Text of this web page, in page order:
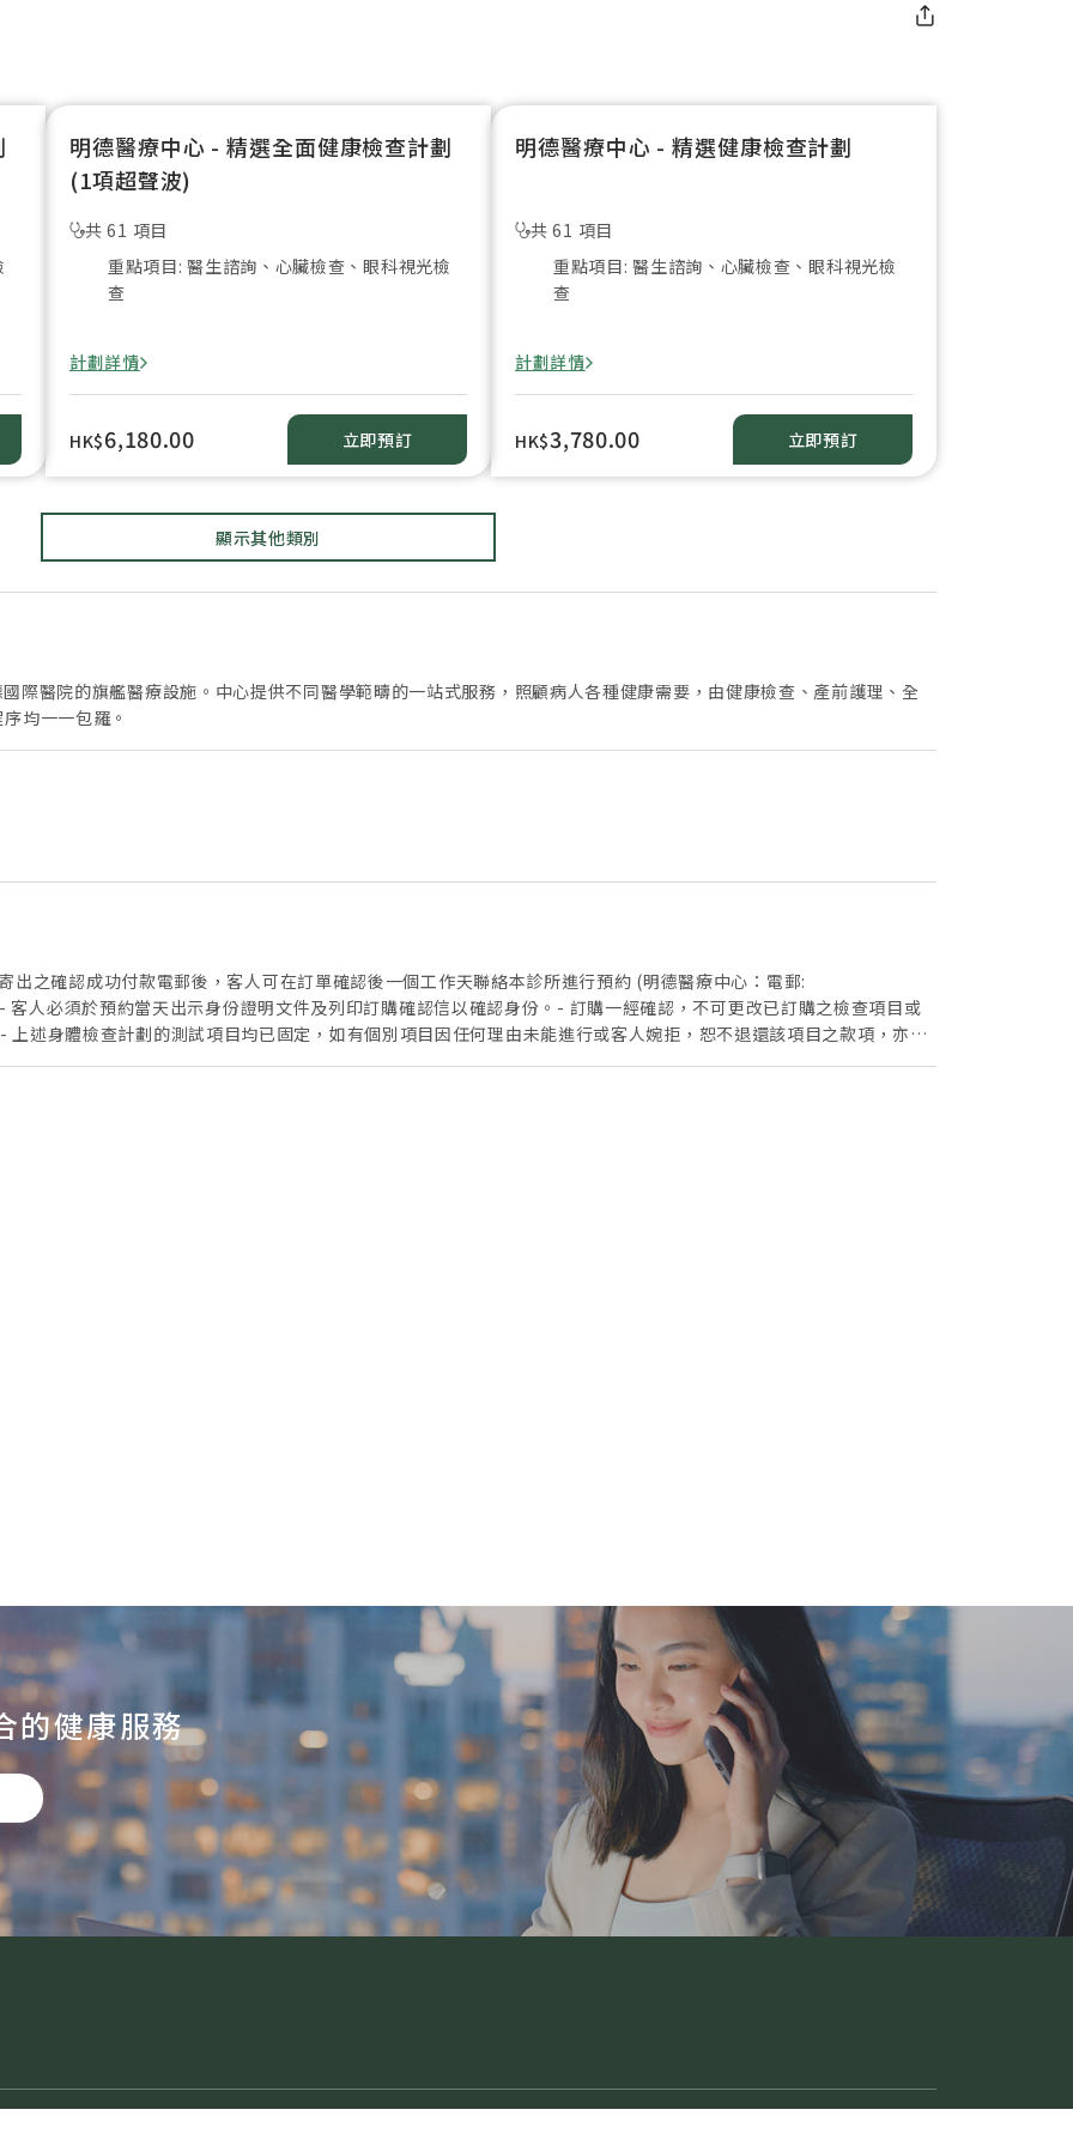
明德醫療中心 - 精選全面健康檢查計劃
(1項超聲波)
共 61 項目
重點項目: 醫生諮詢、心臟檢查、眼科視光檢
查
計劃詳情
HK$6,180.00 立即預訂
明德醫療中心 - 精選健康檢查計劃
共 61 項目
重點項目: 醫生諮詢、心臟檢查、眼科視光檢
查
計劃詳情
HK$3,780.00 立即預訂
顯示其他類別
際醫院的旗艦醫療設施。中心提供不同醫學範疇的一站式服務，照顧病人各種健康需要，由健康檢查、產前護理、全
均一一包羅。
之確認成功付款電郵後，客人可在訂單確認後一個工作天聯絡本診所進行預約 (明德醫療中心：電郵:
必須於預約當天出示身份證明文件及列印訂購確認信以確認身份。- 訂購一經確認，不可更改已訂購之檢查項目或
述身體檢查計劃的測試項目均已固定，如有個別項目因任何理由未能進行或客人婉拒，恕不退還該項目之款項，亦不
其他促銷優惠同時使用，亦不適用於保險直付安排，也不可兌換現金，恕不退款。- 所有於「Welloft」網上訂購的計
的健康服務